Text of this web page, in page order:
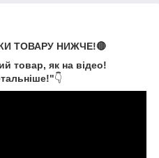
ТОВАРУ НИЖЧЕ!🔴
товар, як на відео!
👇